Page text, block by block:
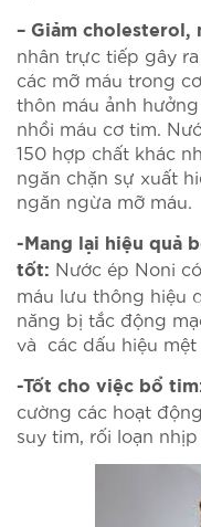
– Giảm cholesterol,
nhân trực tiếp gây
các mỡ máu trong
thôn máu ảnh
nhồi máu cơ tim.
150 hợp chất khác
ngăn chặn sự xuất
ngăn ngừa mỡ máu.
-Mang lại hiệu quả
tốt: Nước ép Noni
máu lưu thông hiệu
năng bị tắc động
và các dấu hiệu mệt
-Tốt cho việc bổ
cường các hoạt
suy tim, rối loạn